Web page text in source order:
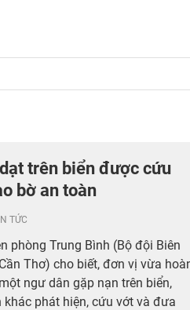
trên biển được cứu
bờ an toàn
TỨC
phòng Trung Bình (Bộ đội Biên
Thơ) cho biết, đơn vị vừa
ngư dân gặp nạn trên biển,
phát hiện, cứu vớt và đưa